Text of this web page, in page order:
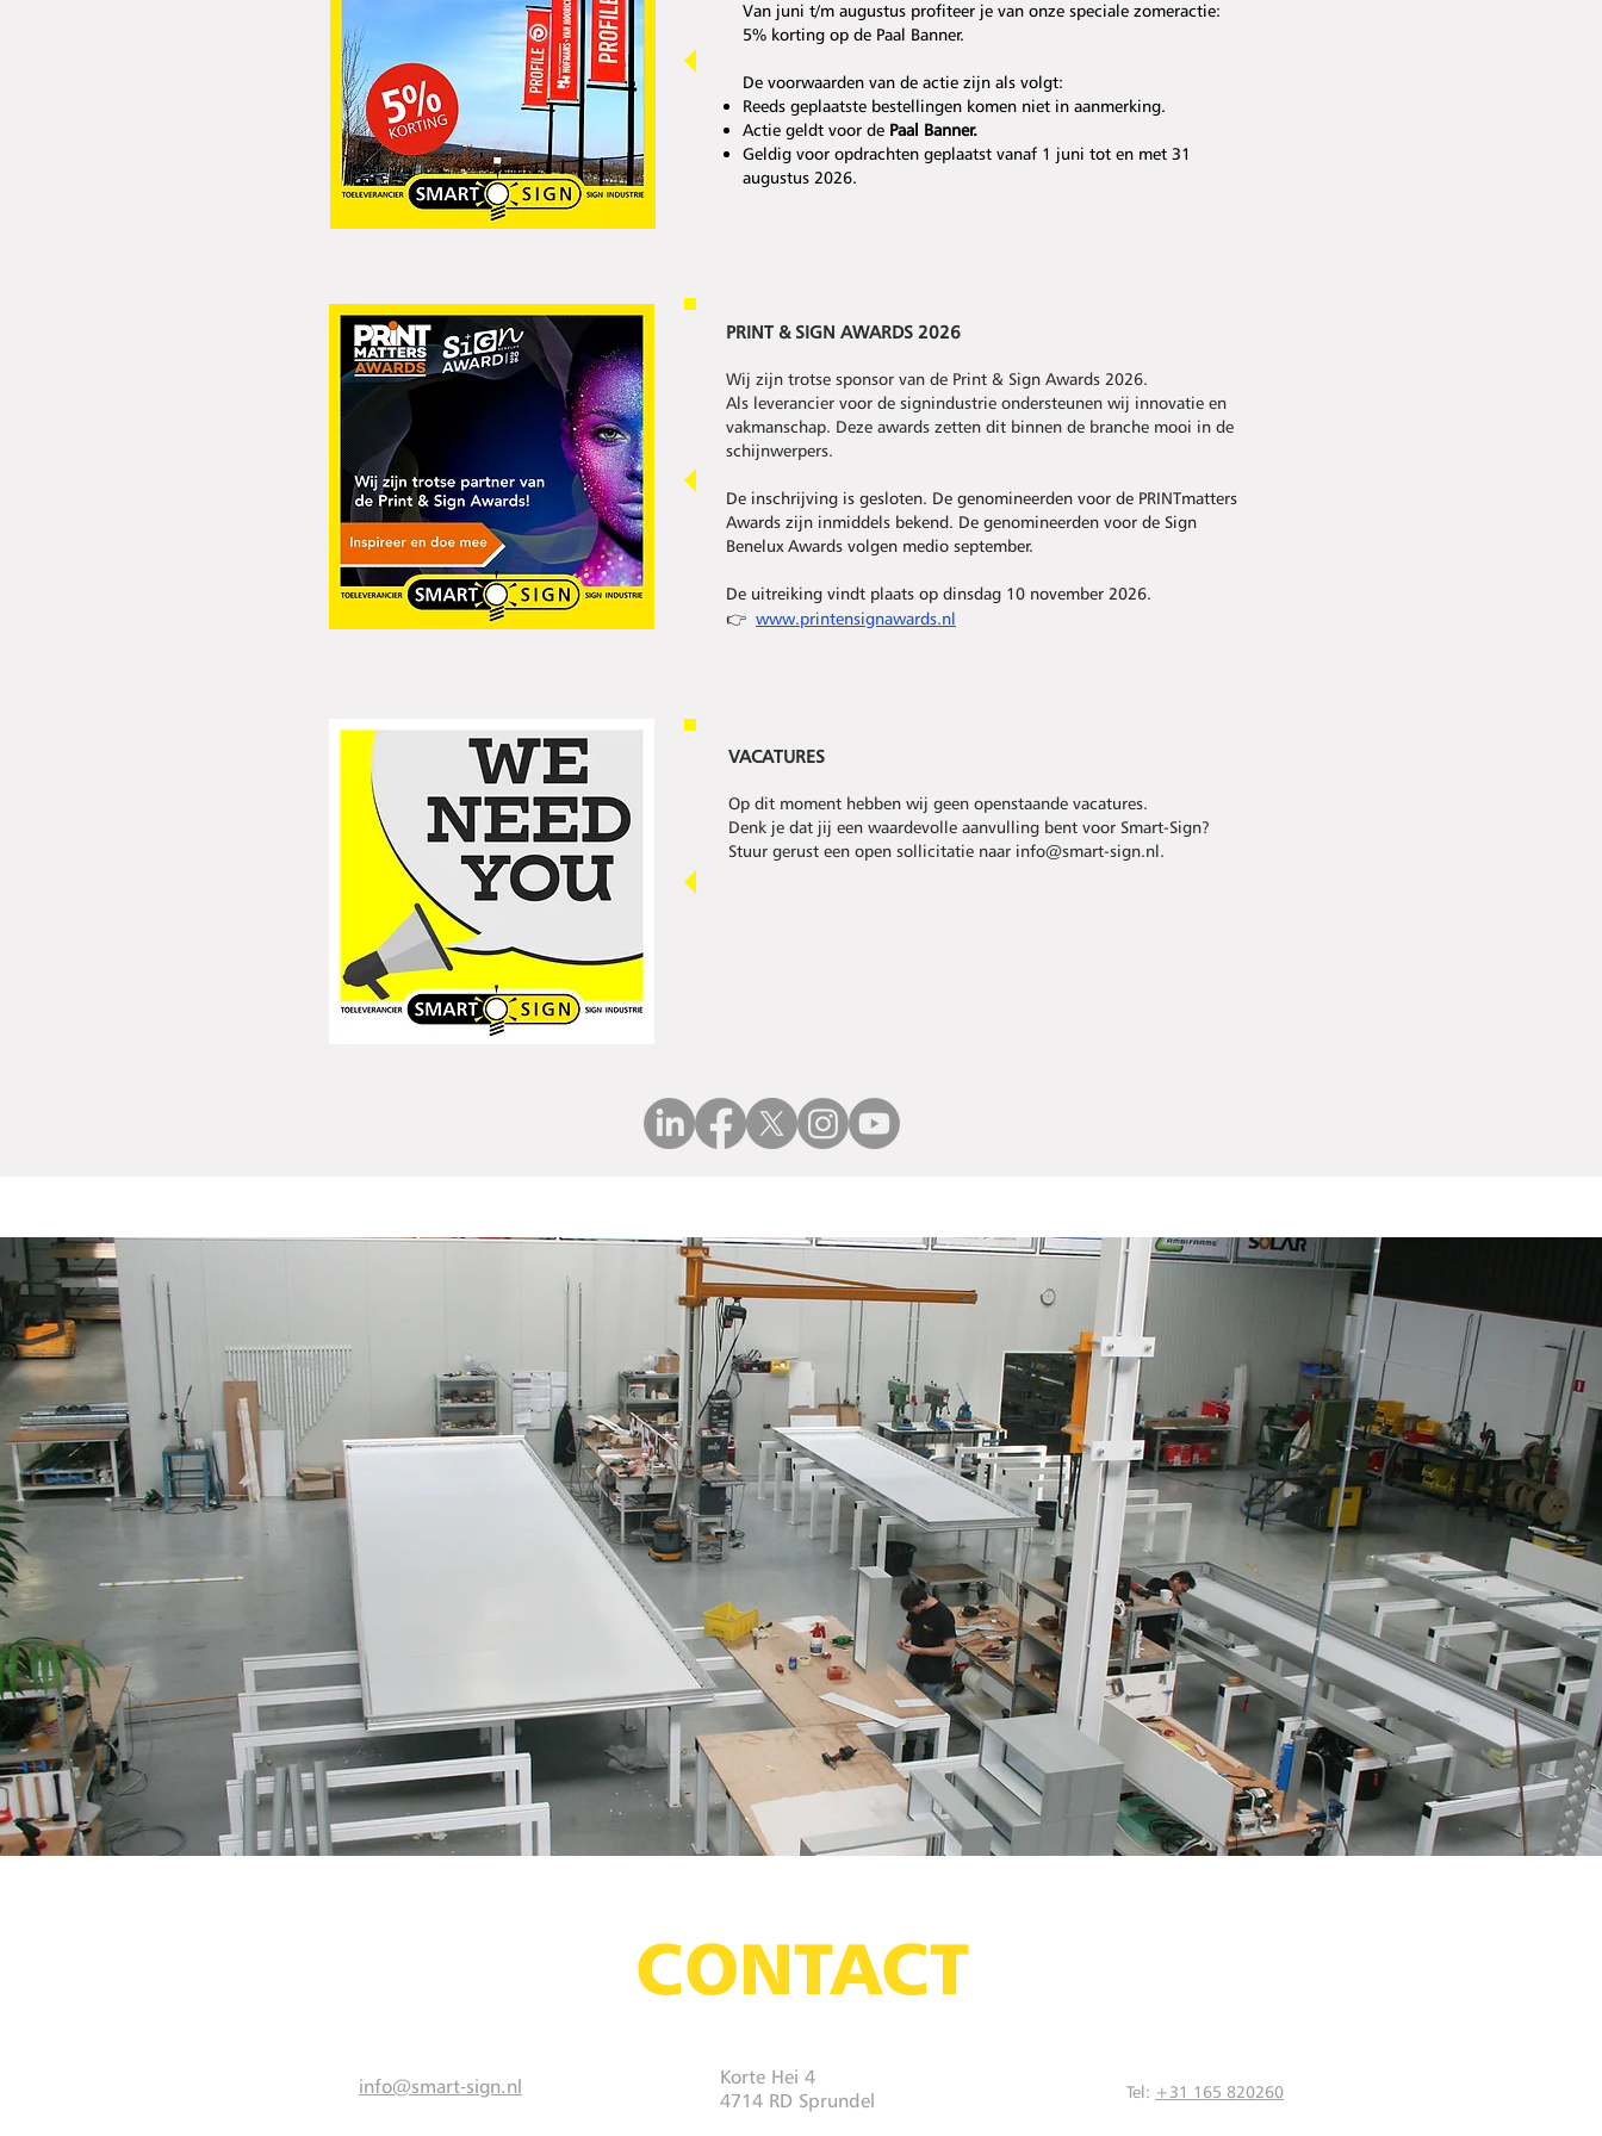
Van juni t/m augustus profiteer je van onze speciale zomeractie:
5% korting op de Paal Banner.
De voorwaarden van de actie zijn als volgt:
Reeds geplaatste bestellingen komen niet in aanmerking.
Actie geldt voor de Paal Banner.
Geldig voor opdrachten geplaatst vanaf 1 juni tot en met 31
augustus 2026.
PRINT & SIGN AWARDS 2026
Wij zijn trotse sponsor van de Print & Sign Awards 2026.
Als leverancier voor de signindustrie ondersteunen wij innovatie en
vakmanschap. Deze awards zetten dit binnen de branche mooi in de
schijnwerpers.
De inschrijving is gesloten. De genomineerden voor de PRINTmatters
Awards zijn inmiddels bekend. De genomineerden voor de Sign
Benelux Awards volgen medio september.
De uitreiking vindt plaats op dinsdag 10 november 2026.
👉 www.printensignawards.nl
VACATURES
Op dit moment hebben wij geen openstaande vacatures.
Denk je dat jij een waardevolle aanvulling bent voor Smart-Sign?
Stuur gerust een open sollicitatie naar info@smart-sign.nl.
CONTACT
info@smart-sign.nl
Korte Hei 4
4714 RD Sprundel
Tel: +31 165 820260